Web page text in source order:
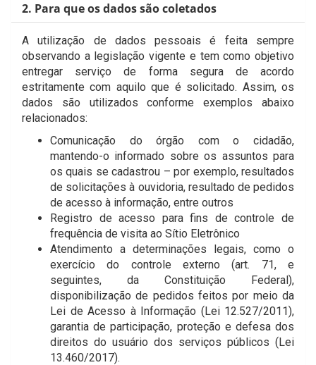
2. Para que os dados são coletados
A utilização de dados pessoais é feita sempre
observando a legislação vigente e tem como objetivo
entregar serviço de forma segura de acordo
estritamente com aquilo que é solicitado. Assim, os
dados são utilizados conforme exemplos abaixo
relacionados:
Comunicação do órgão com o cidadão,
mantendo-o informado sobre os assuntos para
os quais se cadastrou – por exemplo, resultados
de solicitações à ouvidoria, resultado de pedidos
de acesso à informação, entre outros
Registro de acesso para fins de controle de
frequência de visita ao Sítio Eletrônico
Atendimento a determinações legais, como o
exercício do controle externo (art. 71, e
seguintes, da Constituição Federal),
disponibilização de pedidos feitos por meio da
Lei de Acesso à Informação (Lei 12.527/2011),
garantia de participação, proteção e defesa dos
direitos do usuário dos serviços públicos (Lei
13.460/2017).